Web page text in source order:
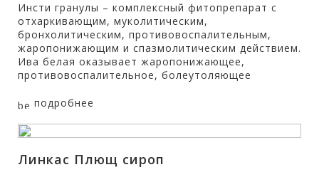
Линкас Плющ сироп
Инсти гранулы – комплексный фитопрепарат с
отхаркивающим, муколитическим,
бронхолитическим, противовоспалительным,
жаропонижающим и спазмолитическим действием.
Ива белая оказывает жаропонижающее,
противовоспалительное, болеутоляющее
подробнее